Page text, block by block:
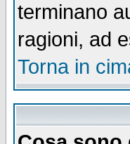
terminano
ragioni, ad
Torna in